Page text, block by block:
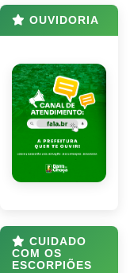
OUVIDORIA
CUIDADO
COM OS
ESCORPIÕES